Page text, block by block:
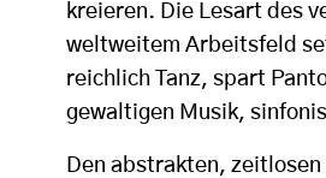
kreieren. Die Lesart des
weltweitem Arbeitsfeld
reichlich Tanz, spart
gewaltigen Musik,
Den abstrakten,